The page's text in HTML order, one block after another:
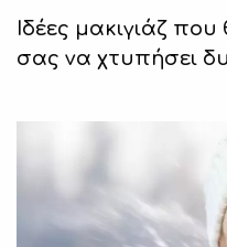
Ιδέες μακιγιάζ
σας να χτυπήσει